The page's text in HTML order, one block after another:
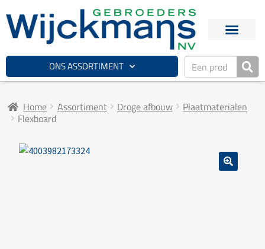
ONS ASSORTIMENT
Home Assortiment Droge afbouw
Plaatmaterialen
Flexboard